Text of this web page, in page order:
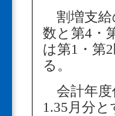
割増支給
数と第4・
は第1・第
る。
会計年度
1.35月分